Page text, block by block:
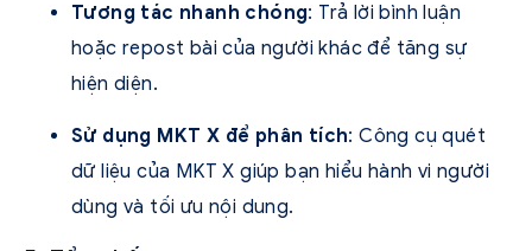
Tương tác nhanh chóng: Trả lời bình luận
hoặc repost bài của người khác để tăng sự
hiện diện.
Sử dụng MKT X để phân tích: Công cụ quét
dữ liệu của MKT X giúp bạn hiểu hành vi người
dùng và tối ưu nội dung.